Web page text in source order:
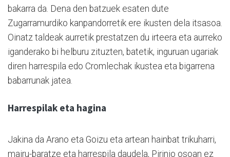
bakarra da. Dena den batzuek esaten dute
Zugarramurdiko kanpandorretik ere ikusten dela itsasoa.
Oinatz taldeak aurretik prestatzen du irteera eta aurreko
iganderako bi helburu zituzten, batetik, inguruan ugariak
diren harrespila edo Cromlechak ikustea eta bigarrena
babarrunak jatea.
Harrespilak eta hagina
Jakina da Arano eta Goizu eta artean hainbat trikuharri,
mairu-baratze eta harrespila daudela, Pirinio osoan ez